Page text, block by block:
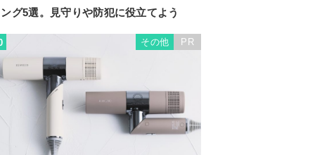
グ5選。見守りや防犯に役立てよう
その他 PR